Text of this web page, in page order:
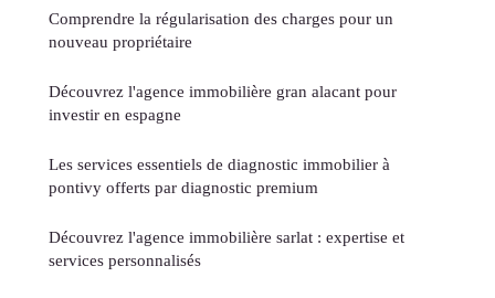
Comprendre la régularisation des charges pour un
nouveau propriétaire
Découvrez l'agence immobilière gran alacant pour
investir en espagne
Les services essentiels de diagnostic immobilier à
pontivy offerts par diagnostic premium
Découvrez l'agence immobilière sarlat : expertise et
services personnalisés